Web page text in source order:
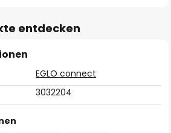
entdecken
EGLO connect
3032204